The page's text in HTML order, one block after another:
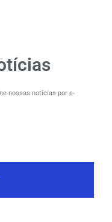
nossas notícias por e-